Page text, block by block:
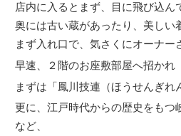
店内に入るとまず、目に飛び込ん
奥には古い蔵があったり、美しい
まず入れ口で、気さくにオーナー
早速、２階のお座敷部屋へ招かれ
まずは「鳳川技連（ほうせんぎれ
更に、江戸時代からの歴史をも
など、